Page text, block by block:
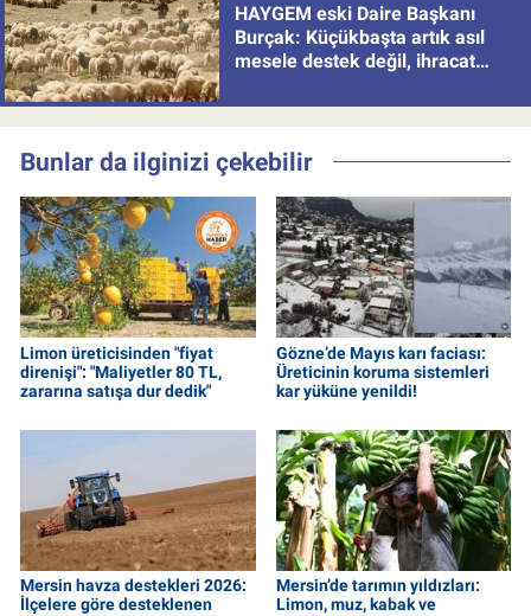
HAYGEM eski Daire Başkanı
Burçak: Küçükbaşta artık asıl
mesele destek değil, ihracat
Bunlar da ilginizi çekebilir
Limon üreticisinden "fiyat
direnişi": "Maliyetler 80 TL,
zararına satışa dur dedik"
Gözne’de Mayıs karı faciası:
Üreticinin koruma sistemleri
kar yüküne yenildi!
Mersin havza destekleri 2026:
İlçelere göre desteklenen
Mersin’de tarımın yıldızları:
Limon, muz, kabak ve